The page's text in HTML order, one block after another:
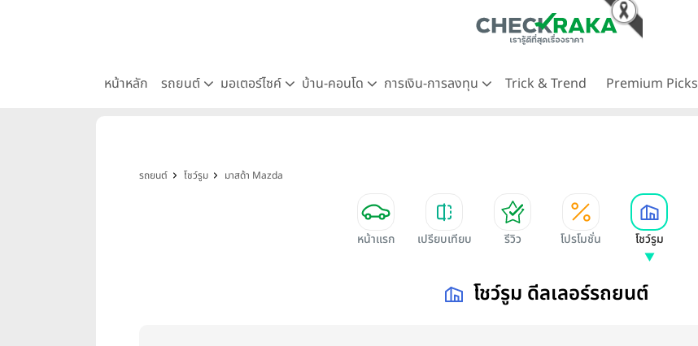
หน้าหลัก รถยนต์ มอเตอร์ไซค์ บ้าน-คอนโด การเงิน-การลงทุน Trick & Trend Premium Picks
รถยนต์ โชว์รูม มาสด้า Mazda
หน้าแรก เปรียบเทียบ รีวิว โปรโมชั่น โชว์รูม
โชว์รูม ดีลเลอร์รถยนต์